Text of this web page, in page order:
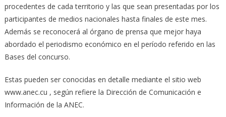
procedentes de cada territorio y las que sean presentadas por los
participantes de medios nacionales hasta finales de este mes.
Además se reconocerá al órgano de prensa que mejor haya
abordado el periodismo económico en el período referido en las
Bases del concurso.
Estas pueden ser conocidas en detalle mediante el sitio web
www.anec.cu , según refiere la Dirección de Comunicación e
Información de la ANEC.